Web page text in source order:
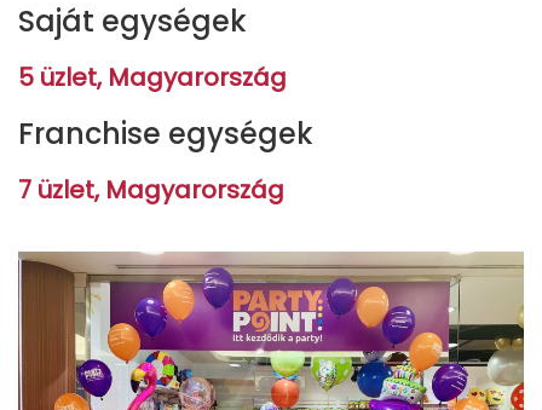
Saját egységek
5 üzlet, Magyarország
Franchise egységek
7 üzlet, Magyarország